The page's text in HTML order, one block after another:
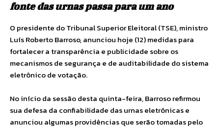
fonte das urnas passa para um ano
O presidente do Tribunal Superior Eleitoral (TSE), ministro
Luís Roberto Barroso, anunciou hoje (12) medidas para
fortalecer a transparência e publicidade sobre os
mecanismos de segurança e de auditabilidade do sistema
eletrônico de votação.
No início da sessão desta quinta-feira, Barroso refirmou
sua defesa da confiabilidade das urnas eletrônicas e
anunciou algumas providências que serão tomadas pelo